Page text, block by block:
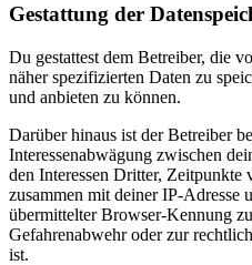
Gestattung der
Du gestattest dem Betreiber, die
näher spezifizierten Daten zu
und anbieten zu können.
Darüber hinaus ist der Betreiber
Interessenabwägung zwischen
den Interessen Dritter,
zusammen mit deiner IP-Adresse
übermittelter Browser-Kennung
Gefahrenabwehr oder zur
ist.